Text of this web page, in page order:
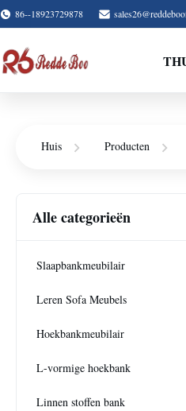
86--18923729878
Huis Producten
Alle categorieën
Slaapbankmeubilair
Leren Sofa Meubels
Hoekbankmeubilair
L-vormige hoekbank
Linnen stoffen bank